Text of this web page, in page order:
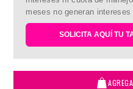
meses no generan
SOLICITA AQUÍ TU